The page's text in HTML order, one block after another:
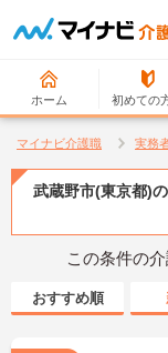
ホーム 初めての
マイナビ介護職 実務
武蔵野市(東京都)
この条件の
おすすめ順